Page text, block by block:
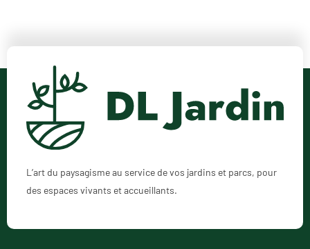
L’art du paysagisme au service de vos jardins et parcs, pour
des espaces vivants et accueillants.